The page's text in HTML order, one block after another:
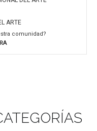
ARTE
comunidad?